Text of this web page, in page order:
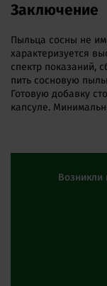
Заключение
Пыльца сосны не
характеризуется
спектр показаний,
пить сосновую
Готовую добавку
капсуле.